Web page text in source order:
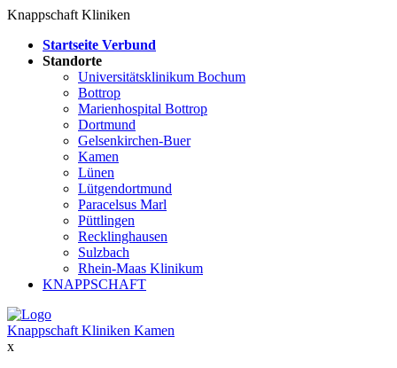
Knappschaft Kliniken
Startseite Verbund
Standorte
Universitätsklinikum Bochum
Bottrop
Marienhospital Bottrop
Dortmund
Gelsenkirchen-Buer
Kamen
Lünen
Lütgendortmund
Paracelsus Marl
Püttlingen
Recklinghausen
Sulzbach
Rhein-Maas Klinikum
KNAPPSCHAFT
Knappschaft Kliniken Kamen
x